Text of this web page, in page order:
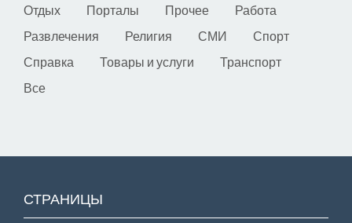
Отдых
Порталы Прочее
Работа
Развлечения
Религия СМИ
Спорт
Справка
Товары и услуги
Транспорт
Все
СТРАНИЦЫ